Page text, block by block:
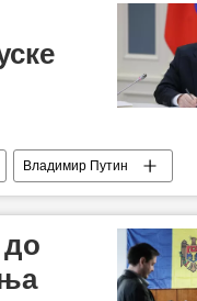
Владимир Путин
до